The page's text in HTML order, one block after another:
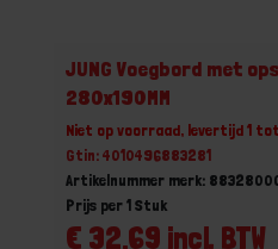
JUNG Voegbord met
280x190MM
Niet op voorraad, levertijd 1
Gtin: 4010496883281
Artikelnummer merk:
€ 32,69 incl. BTW
Prijs per 1 Stuk